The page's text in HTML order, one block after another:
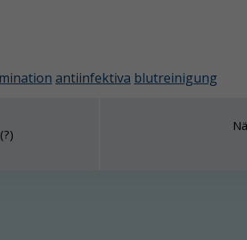
antiinfektiva blutreinigung